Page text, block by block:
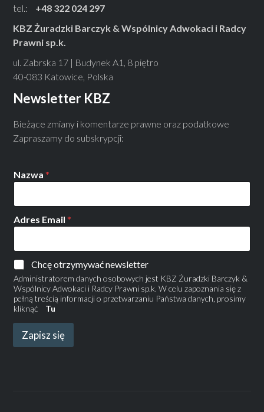
tel.:
+48 322 024 297
KBZ Żuradzki Barczyk & Wspólnicy Adwokaci i Radcy
Prawni sp.k.
ul. Zabrska 17 | Budynek A1, 8 piętro
40-083 Katowice, Polska
Newsletter KBZ
Bieżące zmiany i komentarze prawne oraz podatkowe
Zapraszamy do subskrypcji:
Nazwa*
Adres Email*
Chcę otrzymywać newsletter
Administratorem danych osobowych jest KBZ Żuradzki Barczyk &
Wspólnicy Adwokaci i Radcy Prawni sp.k. W celu zapoznania się z
pełną treścią informacji o przetwarzaniu Państwa danych, prosimy
kliknąć
Tu
Zapisz się